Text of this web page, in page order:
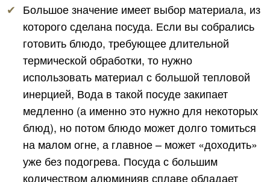
Большое значение имеет выбор материала, из
которого сделана посуда. Если вы собрались
готовить блюдо, требующее длительной
термической обработки, то нужно
использовать материал с большой тепловой
инерцией, Вода в такой посуде закипает
медленно (а именно это нужно для некоторых
блюд), но потом блюдо может долго томиться
на малом огне, а главное – может «доходить»
уже без подогрева. Посуда с большим
количеством алюминияв сплаве обладает